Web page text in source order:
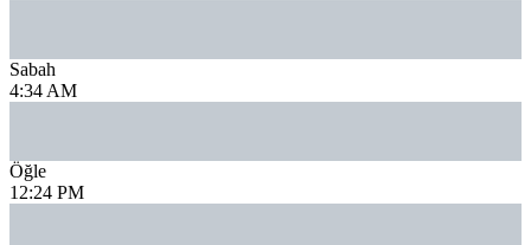
Sabah
4:34 AM
Öğle
12:24 PM